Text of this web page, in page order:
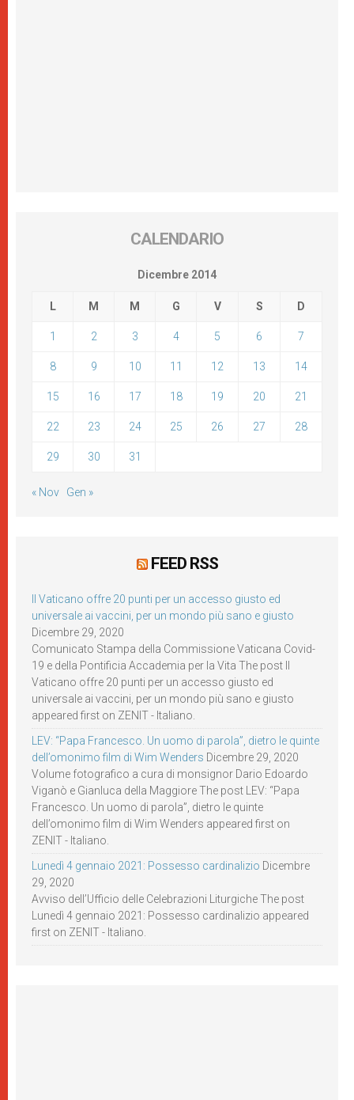
CALENDARIO
Dicembre 2014
L M M G V S D
1 2 3 4 5 6 7
8 9 10 11 12 13 14
15 16 17 18 19 20 21
22 23 24 25 26 27 28
29 30 31
« Nov Gen »
FEED RSS
Il Vaticano offre 20 punti per un accesso giusto ed
universale ai vaccini, per un mondo più sano e giusto
Dicembre 29, 2020
Comunicato Stampa della Commissione Vaticana Covid-
19 e della Pontificia Accademia per la Vita The post Il
Vaticano offre 20 punti per un accesso giusto ed
universale ai vaccini, per un mondo più sano e giusto
appeared first on ZENIT - Italiano.
LEV: “Papa Francesco. Un uomo di parola”, dietro le quinte
dell’omonimo film di Wim Wenders Dicembre 29, 2020
Volume fotografico a cura di monsignor Dario Edoardo
Viganò e Gianluca della Maggiore The post LEV: “Papa
Francesco. Un uomo di parola”, dietro le quinte
dell’omonimo film di Wim Wenders appeared first on
ZENIT - Italiano.
Lunedì 4 gennaio 2021: Possesso cardinalizio Dicembre
29, 2020
Avviso dell’Ufficio delle Celebrazioni Liturgiche The post
Lunedì 4 gennaio 2021: Possesso cardinalizio appeared
first on ZENIT - Italiano.